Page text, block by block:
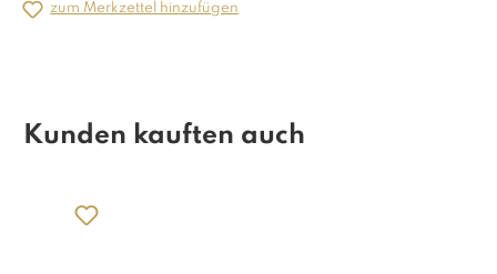
zum Merkzettel hinzufügen
Kunden kauften auch